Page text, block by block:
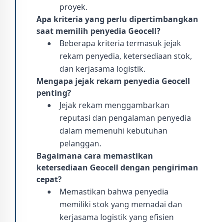
proyek.
Apa kriteria yang perlu dipertimbangkan
saat memilih penyedia Geocell?
Beberapa kriteria termasuk jejak
rekam penyedia, ketersediaan stok,
dan kerjasama logistik.
Mengapa jejak rekam penyedia Geocell
penting?
Jejak rekam menggambarkan
reputasi dan pengalaman penyedia
dalam memenuhi kebutuhan
pelanggan.
Bagaimana cara memastikan
ketersediaan Geocell dengan pengiriman
cepat?
Memastikan bahwa penyedia
memiliki stok yang memadai dan
kerjasama logistik yang efisien